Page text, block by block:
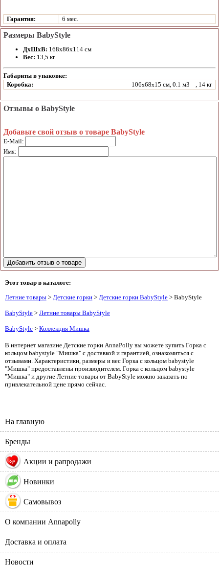
Гарантия: 6 мес.
Размеры BabyStyle
ДхШхВ: 168х86х114 см
Вес: 13,5 кг
Габариты в упаковке:
Коробка:
106x68x15 см, 0.1 м3 , 14 кг
Отзывы о BabyStyle
Добавьте свой отзыв о товаре BabyStyle
E-Mail:
Имя:
Этот товар в каталоге:
Летние товары > Детские горки > Детские горки BabyStyle > BabyStyle
BabyStyle > Летние товары BabyStyle
BabyStyle > Коллекция Мишка
В интернет магазине Детские горки AnnaPolly вы можете купить Горка с
кольцом babystyle "Мишка" с доставкой и гарантией, ознакомиться с
отзывами. Характеристики, размеры и вес Горка с кольцом babystyle
"Мишка" предоставлены производителем. Горка с кольцом babystyle
"Мишка" и другие Летние товары от BabyStyle можно заказать по
привлекательной цене прямо сейчас.
На главную
Бренды
% Акции и рапродажи
Новинки
Самовывоз
О компании Annapolly
Доставка и оплата
Новости